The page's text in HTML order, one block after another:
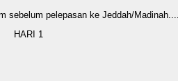
sebelum pelepasan ke Jeddah/Madinah.
HARI 1